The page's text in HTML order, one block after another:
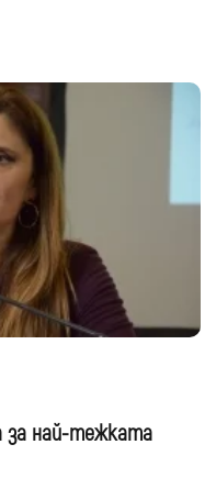
за най-тежката